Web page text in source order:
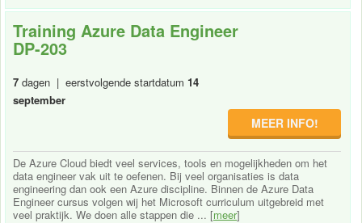
Training Azure Data Engineer
DP-203
7 dagen | eerstvolgende startdatum 14
september
MEER INFO!
De Azure Cloud biedt veel services, tools en mogelijkheden om het
data engineer vak uit te oefenen. Bij veel organisaties is data
engineering dan ook een Azure discipline. Binnen de Azure Data
Engineer cursus volgen wij het Microsoft curriculum uitgebreid met
veel praktijk. We doen alle stappen die ... [meer]